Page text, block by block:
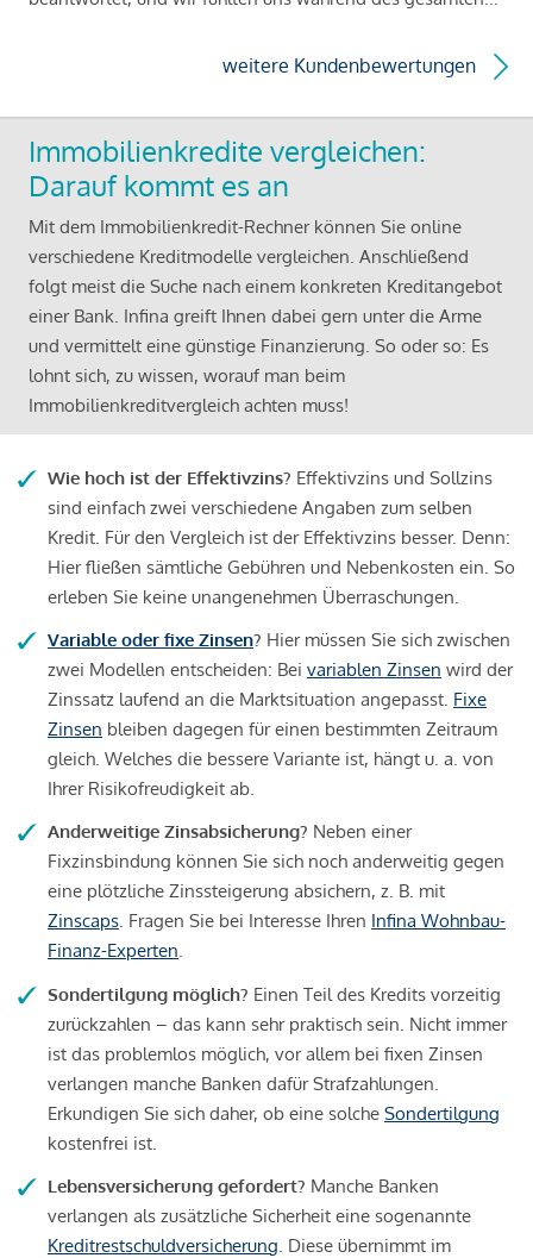
weitere Kundenbewertungen
Immobilienkredite vergleichen:
Darauf kommt es an
Mit dem Immobilienkredit-Rechner können Sie online
verschiedene Kreditmodelle vergleichen. Anschließend
folgt meist die Suche nach einem konkreten Kreditangebot
einer Bank. Infina greift Ihnen dabei gern unter die Arme
und vermittelt eine günstige Finanzierung. So oder so: Es
lohnt sich, zu wissen, worauf man beim
Immobilienkreditvergleich achten muss!
Wie hoch ist der Effektivzins? Effektivzins und Sollzins
sind einfach zwei verschiedene Angaben zum selben
Kredit. Für den Vergleich ist der Effektivzins besser. Denn:
Hier fließen sämtliche Gebühren und Nebenkosten ein. So
erleben Sie keine unangenehmen Überraschungen.
Variable oder fixe Zinsen? Hier müssen Sie sich zwischen
zwei Modellen entscheiden: Bei variablen Zinsen wird der
Zinssatz laufend an die Marktsituation angepasst. Fixe
Zinsen bleiben dagegen für einen bestimmten Zeitraum
gleich. Welches die bessere Variante ist, hängt u. a. von
Ihrer Risikofreudigkeit ab.
Anderweitige Zinsabsicherung? Neben einer
Fixzinsbindung können Sie sich noch anderweitig gegen
eine plötzliche Zinssteigerung absichern, z. B. mit
Zinscaps. Fragen Sie bei Interesse Ihren Infina Wohnbau-
Finanz-Experten.
Sondertilgung möglich? Einen Teil des Kredits vorzeitig
zurückzahlen – das kann sehr praktisch sein. Nicht immer
ist das problemlos möglich, vor allem bei fixen Zinsen
verlangen manche Banken dafür Strafzahlungen.
Erkundigen Sie sich daher, ob eine solche Sondertilgung
kostenfrei ist.
Lebensversicherung gefordert? Manche Banken
verlangen als zusätzliche Sicherheit eine sogenannte
Kreditrestschuldversicherung. Diese übernimmt im